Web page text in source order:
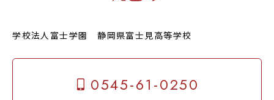
学校法人富士学園 静岡県富士見高等学校
0545-61-0250